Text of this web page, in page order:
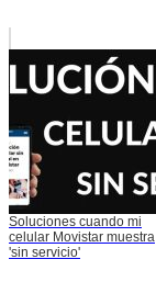
Soluciones cuando mi
celular Movistar muestra
'sin servicio'